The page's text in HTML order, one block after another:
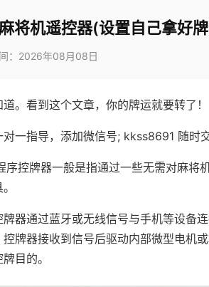
将机遥控器(设置自己拿好
：2026年08月08日
。看到这个文章，你的牌运就要转了！
一指导，添加微信号; kkss8691 随时交
控牌器一般是指通过一些无需对麻将
器通过蓝牙或无线信号与手机等设备
牌器接收到信号后驱动内部微型电机
目的。